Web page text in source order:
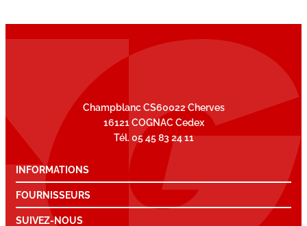
Champblanc CS60022 Cherves
16121 COGNAC Cedex
Tél. 05 45 83 24 11
INFORMATIONS
FOURNISSEURS
SUIVEZ-NOUS